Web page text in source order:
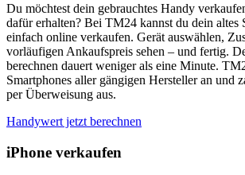
Du möchtest dein gebrauchtes Handy
dafür erhalten? Bei TM24 kannst du dein altes
einfach online verkaufen. Gerät auswählen,
vorläufigen Ankaufspreis sehen – und fertig.
berechnen dauert weniger als eine Minute.
Smartphones aller gängigen Hersteller an und
per Überweisung aus.
Handywert jetzt berechnen
iPhone verkaufen